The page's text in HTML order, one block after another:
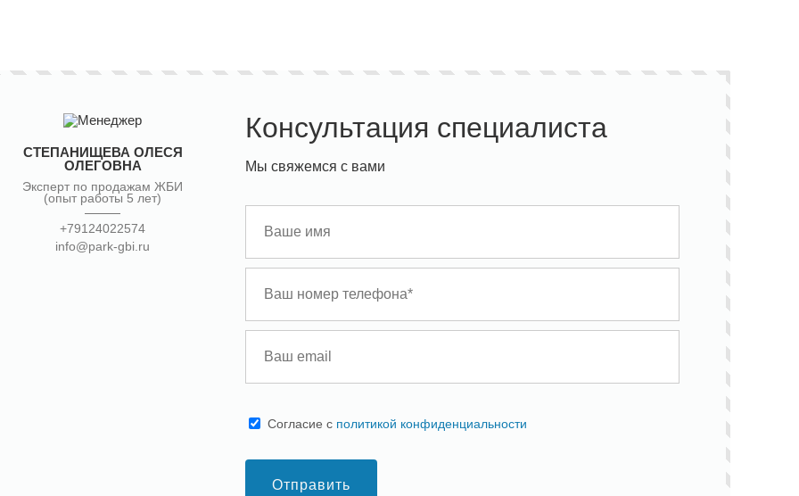
СТЕПАНИЩЕВА ОЛЕСЯ
ОЛЕГОВНА
Эксперт по продажам ЖБИ
(опыт работы 5 лет)
+79124022574
info@park-gbi.ru
Консультация специалиста
Мы свяжемся с вами
Cогласие с политикой конфиденциальности
Отправить